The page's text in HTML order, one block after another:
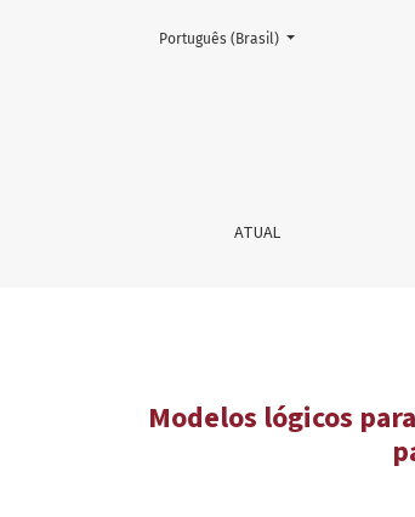
Modelos lógicos para desenho
ATUAL
Mudar o idioma. O atual é:
Português (Brasil)
Modelos lógicos